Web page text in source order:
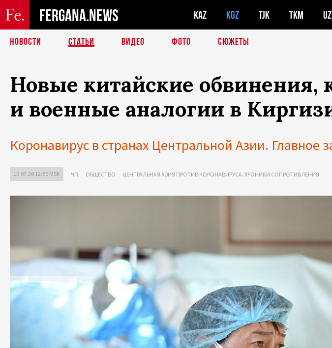
FERGANA.NEWS KAZ KGZ TJK TKM
НОВОСТИ СТАТЬИ ВИДЕО ФОТО СЮЖЕТЫ
Новые китайские
и военные аналогии в
Коронавирус в странах Центральной Азии.
13.07.20 12:50 MSK ЧП ОБЩЕСТВО ЦЕНТРАЛЬНАЯ АЗИЯ ПРОТИВ КОРОНАВИРУСА. ХРОНИКИ СОПРОТИВЛЕНИЯ